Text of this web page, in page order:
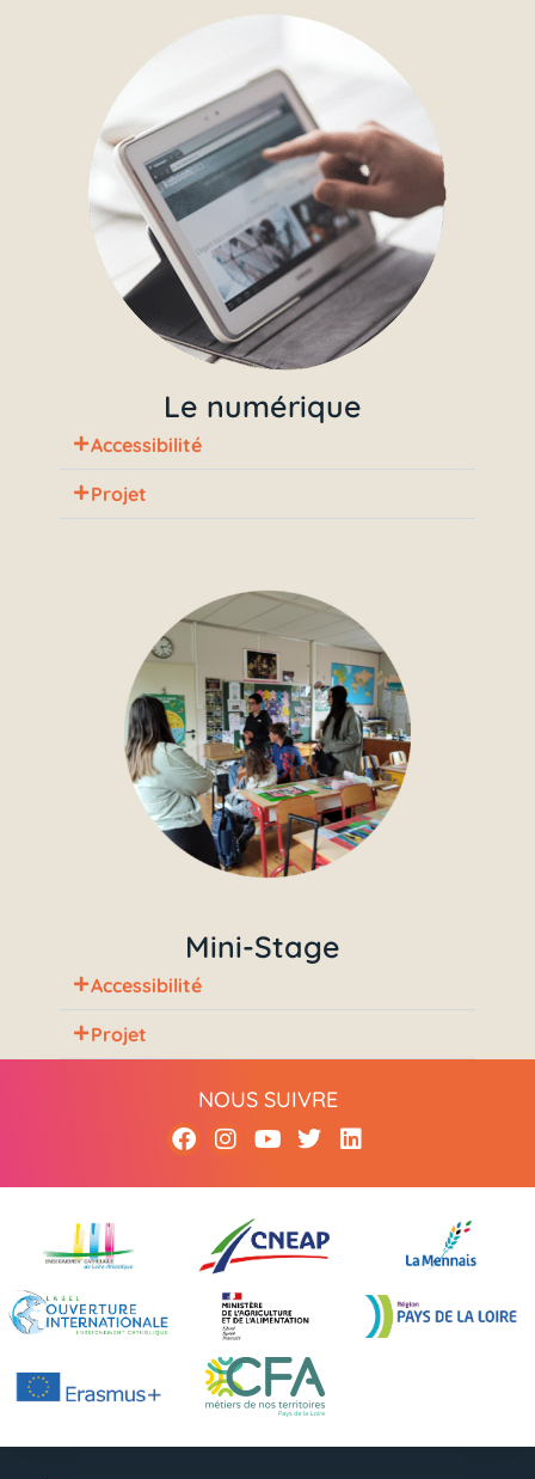
Le numérique
Accessibilité
Projet
Mini-Stage
Accessibilité
Projet
NOUS SUIVRE